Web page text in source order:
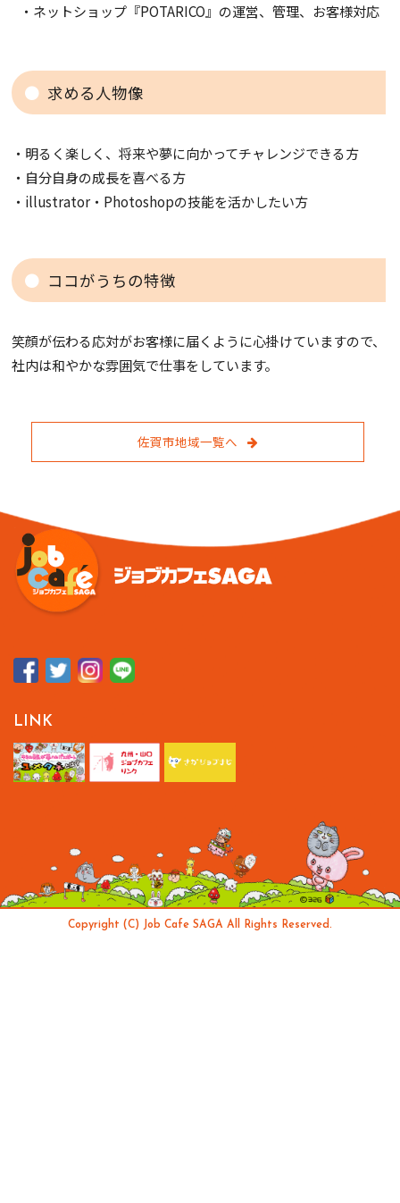
・ネットショップ『POTARICO』の運営、管理、お客様対応
求める人物像
・明るく楽しく、将来や夢に向かってチャレンジできる方
・自分自身の成長を喜べる方
・illustrator・Photoshopの技能を活かしたい方
ココがうちの特徴
笑顔が伝わる応対がお客様に届くように心掛けていますので、
社内は和やかな雰囲気で仕事をしています。
佐賀市地域一覧へ
LINK
Copyright (C) Job Cafe SAGA All Rights Reserved.